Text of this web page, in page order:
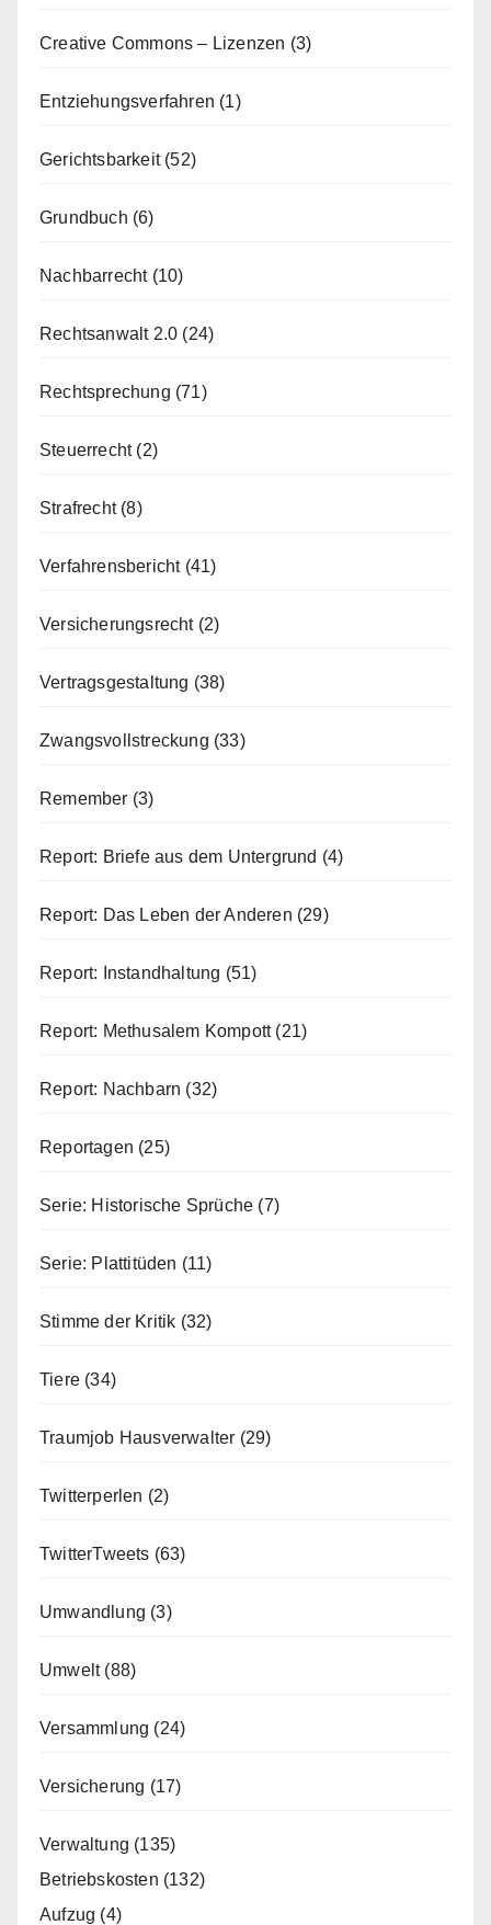
Creative Commons – Lizenzen (3)
Entziehungsverfahren (1)
Gerichtsbarkeit(52)
Grundbuch (6)
Nachbarrecht(10)
Rechtsanwalt 2.0 (24)
Rechtsprechung (71)
Steuerrecht(2)
Strafrecht(8)
Verfahrensbericht(41)
Versicherungsrecht(2)
Vertragsgestaltung (38)
Zwangsvollstreckung (33)
Remember (3)
Report: Briefe aus dem Untergrund (4)
Report: Das Leben der Anderen (29)
Report: Instandhaltung (51)
Report: Methusalem Kompott(21)
Report: Nachbarn (32)
Reportagen (25)
Serie: Historische Sprüche (7)
Serie: Plattitüden (11)
Stimme der Kritik (32)
Tiere (34)
Traumjob Hausverwalter (29)
Twitterperlen (2)
TwitterTweets (63)
Umwandlung (3)
Umwelt(88)
Versammlung (24)
Versicherung (17)
Verwaltung (135)
Betriebskosten (132)
Aufzug (4)